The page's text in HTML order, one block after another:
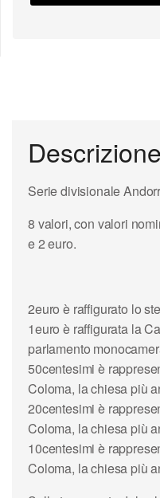
Descrizione
Serie divisionale
8 valori, con valori
e 2 euro.
2euro è raffigurato lo
1euro è raffigurata la
parlamento
50centesimi è
Coloma, la chiesa più
20centesimi è
Coloma, la chiesa più
10centesimi è
Coloma, la chiesa più